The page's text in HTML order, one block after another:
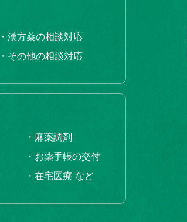
・漢方薬の相談対応
・その他の相談対応
・麻薬調剤
・お薬手帳の交付
・在宅医療 など